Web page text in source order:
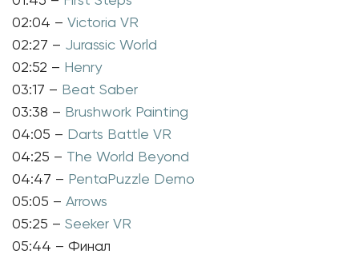
02:04 – Victoria VR
02:27 – Jurassic World
02:52 – Henry
03:17 – Beat Saber
03:38 – Brushwork Painting
04:05 – Darts Battle VR
04:25 – The World Beyond
04:47 – PentaPuzzle Demo
05:05 – Arrows
05:25 – Seeker VR
05:44 – Финал